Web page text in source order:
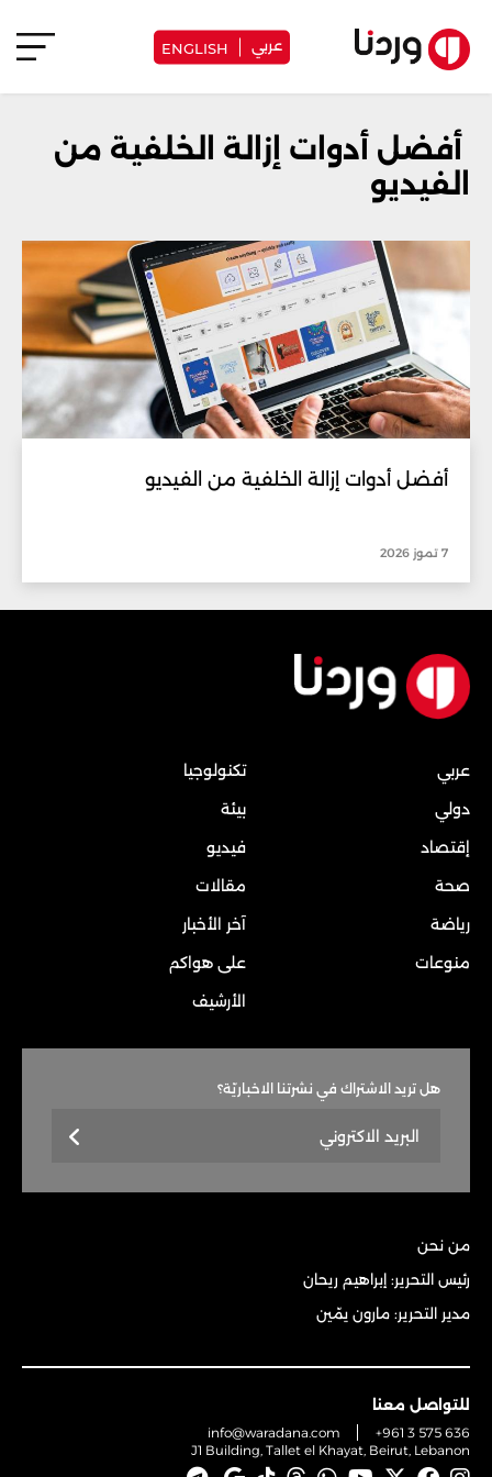
عربي ENGLISH
أفضل أدوات إزالة الخلفية من
الفيديو
أفضل أدوات إزالة الخلفية من الفيديو
7 تموز 2026
عربي
دولي
إقتصاد
صحة
رياضة
منوعات
تكنولوجيا
بيئة
فيديو
مقالات
آخر الأخبار
على هواكم
الأرشيف
هل تريد الاشتراك في نشرتنا الاخباريّة؟
من نحن
رئيس التحرير: إبراهيم ريحان
مدير التحرير: مارون يمّين
للتواصل معنا
info@waradana.com
+961 3 575 636
J1 Building, Tallet el Khayat, Beirut, Lebanon